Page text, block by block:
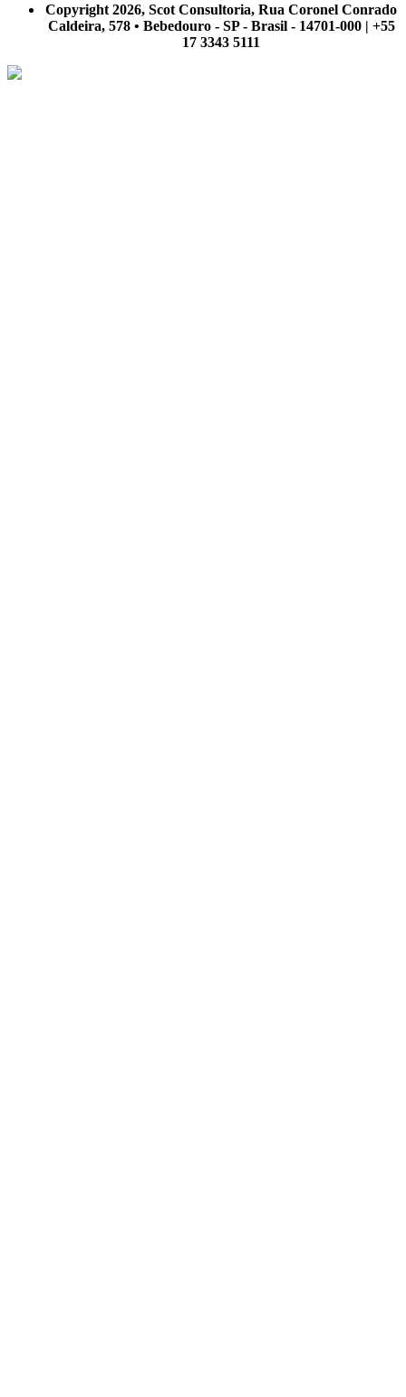
Copyright 2026, Scot Consultoria, Rua Coronel Conrado
Caldeira, 578 • Bebedouro - SP - Brasil - 14701-000 | +55
17 3343 5111